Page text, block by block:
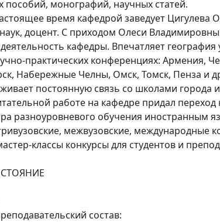
пособий, монографий, научных статей.
время кафедрой заведует Цигулева
доцент. С приходом Олеси
кафедры. Впечатляет
практических конференциях: Армения,
Набережные Челны, Омск, Томск, Пенза и
постоянную связь со школами города
работе на кафедре придал
разноуровневого обучения иностранным
межвузовские, международные
классы конкурсы для студентов и
состав: